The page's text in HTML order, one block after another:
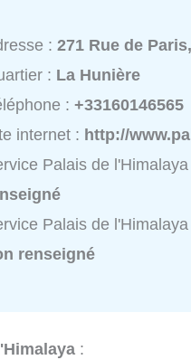
:271 Rue de
: La Hunière
:+33160146565
internet : http://
Palais de
Palais de
renseigné
: